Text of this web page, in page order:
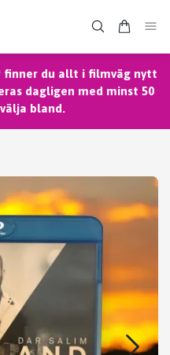
finner du allt i filmväg nytt
dagligen med minst 50
bland.